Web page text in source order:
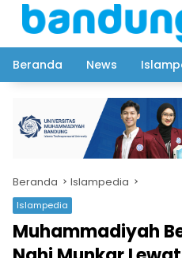
Langsung
Beranda
News
Beranda Islampedia
Islampedia
Muhammadiyah